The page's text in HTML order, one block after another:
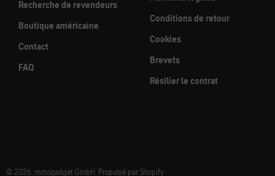
Recherche de revendeurs
Boutique américaine
Contact
FAQ
Conditions de retour
Cookies
Brevets
Résilier le contrat
© 2026, motogadget GmbH. Propulsé par Shopify